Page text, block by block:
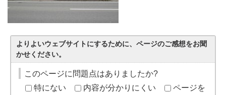
よりよいウェブサイトにするために、ページのご感想をお聞
かせください。
このページに問題点はありましたか?
特にない
内容が分かりにくい
ページを